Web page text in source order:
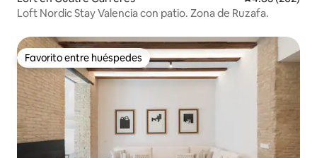
Loft Nordic Stay Valencia con patio. Zona de Ruzafa.
Favorito entre huéspedes
Favorito entre huéspedes